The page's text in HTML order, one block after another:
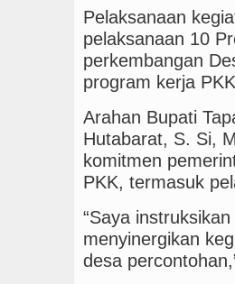
Pelaksanaan
pelaksanaan 10
perkembangan
program kerja
Arahan Bupati
Hutabarat, S. Si,
komitmen
PKK, termasuk
“Saya
menyinergikan
desa